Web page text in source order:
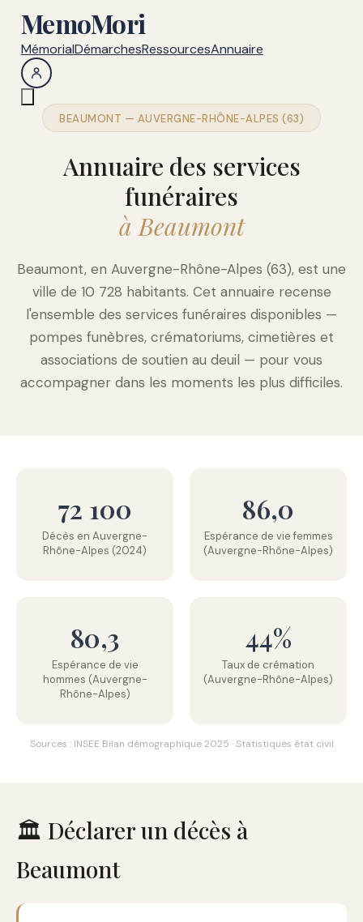
MemoMori
MémorialDémarchesRessourcesAnnuaire
BEAUMONT — AUVERGNE-RHÔNE-ALPES (63)
Annuaire des services
funéraires
à Beaumont
Beaumont, en Auvergne-Rhône-Alpes (63), est une
ville de 10 728 habitants. Cet annuaire recense
l'ensemble des services funéraires disponibles —
pompes funèbres, crématoriums, cimetières et
associations de soutien au deuil — pour vous
accompagner dans les moments les plus difficiles.
72 100
Décès en Auvergne-
Rhône-Alpes (2024)
86,0
Espérance de vie femmes
(Auvergne-Rhône-Alpes)
80,3
Espérance de vie
hommes (Auvergne-
Rhône-Alpes)
44%
Taux de crémation
(Auvergne-Rhône-Alpes)
Sources : INSEE Bilan démographique 2025 · Statistiques état civil
🏛️ Déclarer un décès à
Beaumont